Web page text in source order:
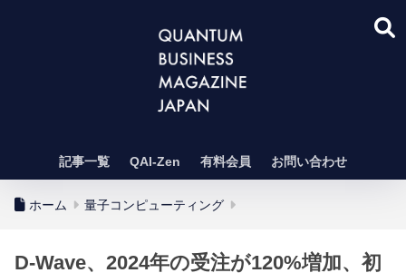
記事一覧 QAI-Zen 有料会員 お問い合わせ
ホーム 量子コンピューティング
D-Wave、2024年の受注が120%増加、初